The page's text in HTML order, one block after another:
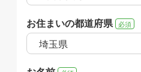
お住まいの都道府県 必須